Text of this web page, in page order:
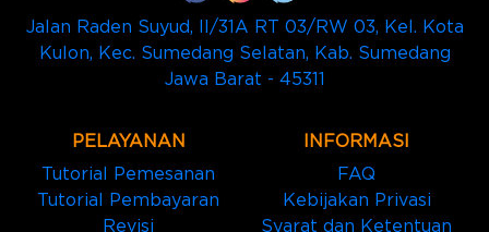
Jalan Raden Suyud, II/31A RT 03/RW 03, Kel. Kota
Kulon, Kec. Sumedang Selatan, Kab. Sumedang
Jawa Barat - 45311
PELAYANAN
Tutorial Pemesanan
Tutorial Pembayaran
Revisi
INFORMASI
FAQ
Kebijakan Privasi
Syarat dan Ketentuan